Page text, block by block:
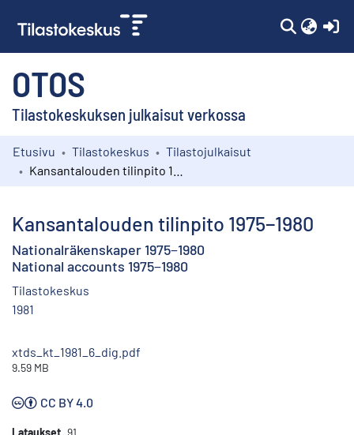
OTOS
Tilastokeskuksen julkaisut verkossa
Kokoelmat
Etusivu Tilastokeskus
Tilastojulkaisut
Kansantalouden tilinpito 1975−1980
Nationalräkenskaper 1975−1980
National accounts 1975−1980
Tilastokeskus
1981
xtds_kt_1981_6_dig.pdf
9.59 MB
CC BY 4.0